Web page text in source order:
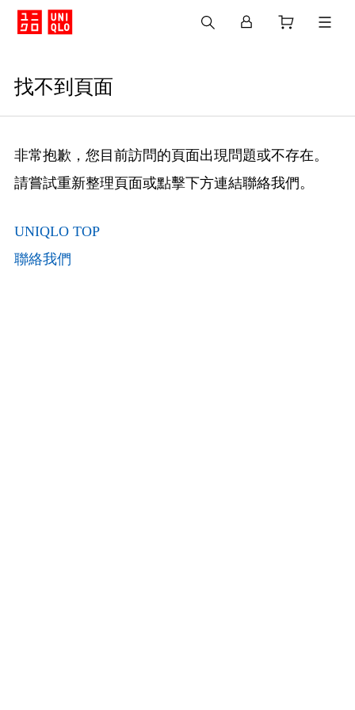
找不到頁面
非常抱歉，您目前訪問的頁面出現問題或不存在。
請嘗試重新整理頁面或點擊下方連結聯絡我們。
UNIQLO TOP
聯絡我們